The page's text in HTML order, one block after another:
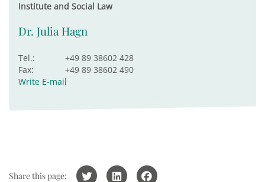
Institute and Social Law
Dr. Julia Hagn
Tel.:
+49 89 38602 428
Fax:
+49 89 38602 490
Write E-mail
Share this page: